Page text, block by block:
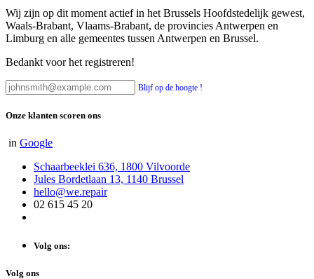
Wij zijn op dit moment actief in het Brussels Hoofdstedelijk gewest,
Waals-Brabant, Vlaams-Brabant, de provincies Antwerpen en
Limburg en alle gemeentes tussen Antwerpen en Brussel.
Bedankt voor het registreren!
Blijf op de hoogte !
Onze klanten scoren ons
in Google
Schaarbeeklei 636, 1800 Vilvoorde
Jules Bordetlaan 13, 1140 Brussel
hello@we.repair
02 615 45 20
Volg ons:
Volg ons